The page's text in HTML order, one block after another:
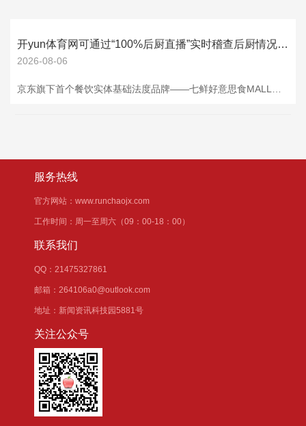
开yun体育网可通过“100%后厨直播”实时稽查后厨情况-云开app·Kaiyun下载官方网站-登录入口
2026-08-06
服务热线
官方网站：www.runchaojx.com
工作时间：周一至周六（09：00-18：00）
联系我们
QQ：21475327861
邮箱：264106a0@outlook.com
地址：新闻资讯科技园5881号
关注公众号